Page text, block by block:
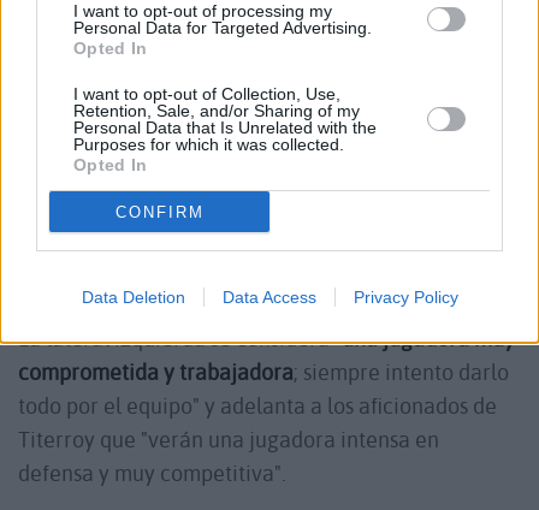
I want to opt-out of processing my
Personal Data for Targeted Advertising.
Opted In
I want to opt-out of Collection, Use,
Retention, Sale, and/or Sharing of my
Personal Data that Is Unrelated with the
Purposes for which it was collected.
Opted In
CONFIRM
Data Deletion Data Access Privacy Policy
Se formó en las categorías inferiores del
Handbol Mislata, club con el que debutó en la
División de Honor Oro Femenina en la temporada
2024/2025. La pasada campaña recaló en las filas
del Vino Doña Berenguela Balonmano Bolaños,
donde también compitió en la segunda máxima
La lateral izquierda se considera "una jugadora muy
comprometida y trabajadora; siempre intento darlo
todo por el equipo" y adelanta a los aficionados de
Titerroy que "verán una jugadora intensa en
defensa y muy competitiva".